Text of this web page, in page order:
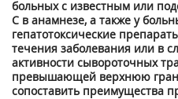
больных с известным или
С в анамнезе, а также у
гепатотоксические
течения заболевания или в
активности сывороточных
превышающей верхнюю
сопоставить преимущества